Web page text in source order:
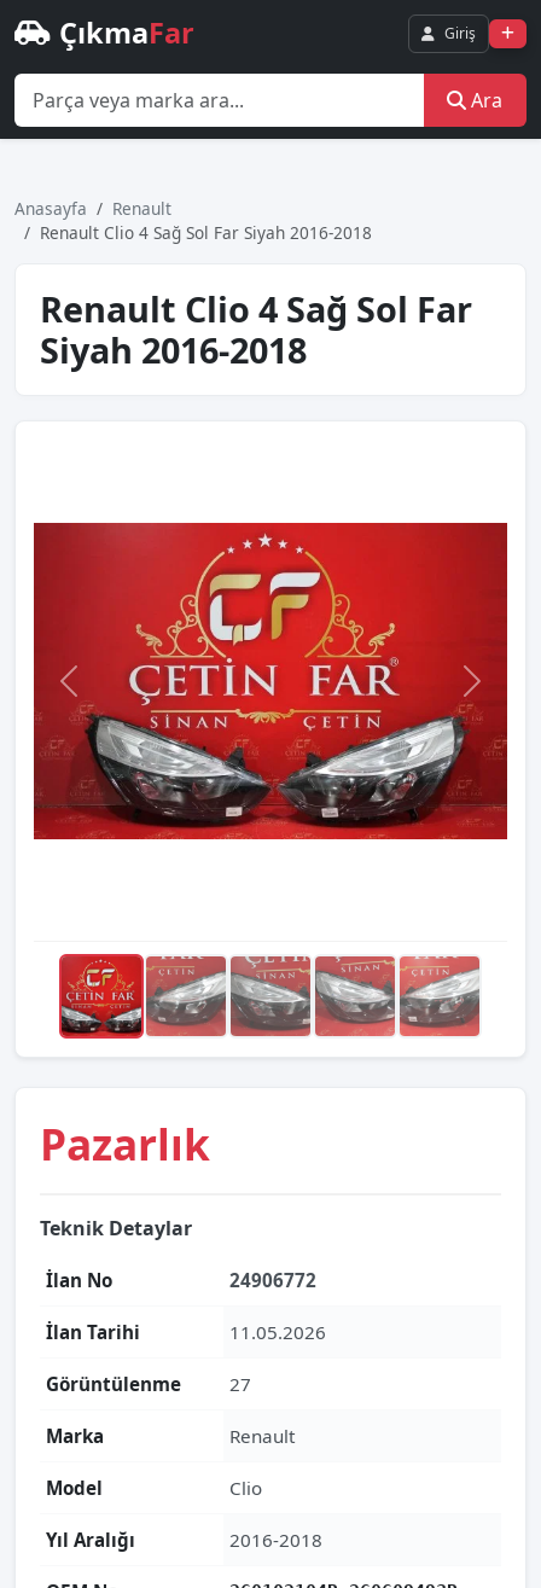
ÇıkmaFar Giriş
Ara
Anasayfa
Renault
Renault Clio 4 Sağ Sol Far Siyah 2016-2018
Renault Clio 4 Sağ Sol Far
Siyah 2016-2018
Pazarlık
Teknik Detaylar
İlan No 24906772
İlan Tarihi 11.05.2026
Görüntülenme 27
Marka Renault
Model Clio
Yıl Aralığı 2016-2018